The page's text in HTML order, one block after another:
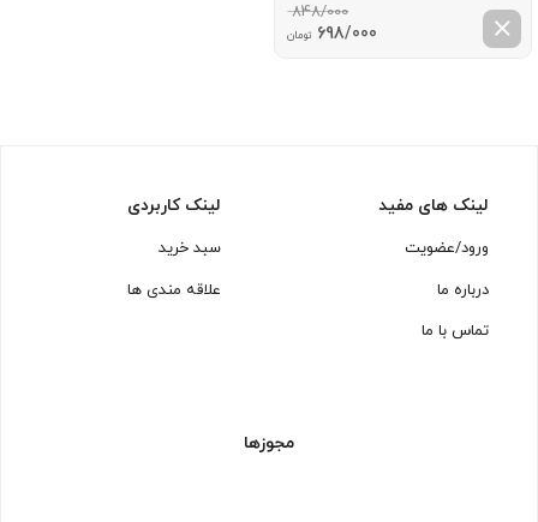
848/000
قیمت
698/000 تومانقیمت
لینک های مفید
ورود/عضویت
درباره ما
تماس با ما
لینک کاربردی
سبد خرید
علاقه مندی ها
مجوزها